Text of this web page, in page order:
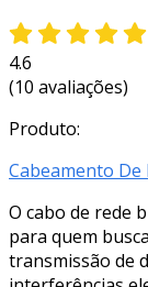
4.6
(10 avaliações)
Produto:
Cabeamento De
O cabo de rede
para quem
transmissão de